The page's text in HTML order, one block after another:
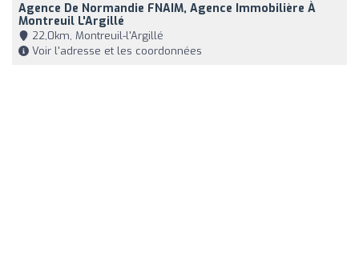
Agence De Normandie FNAIM, Agence Immobilière À
Montreuil L'Argillé
22,0km, Montreuil-l'Argillé
Voir l'adresse et les coordonnées